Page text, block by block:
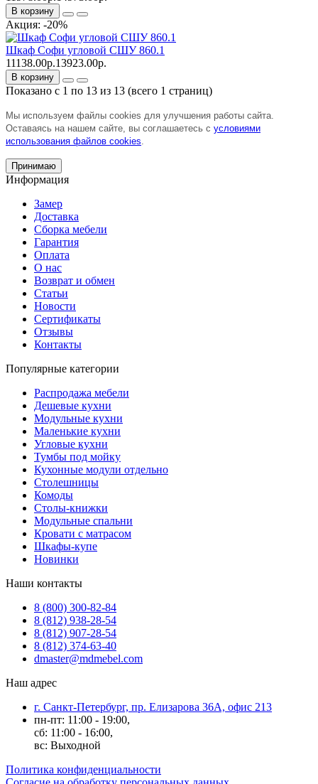
В корзину
Акция: -20%
Шкаф Софи угловой СШУ 860.1
11138.00р.13923.00р.
В корзину
Показано с 1 по 13 из 13 (всего 1 страниц)
Мы используем файлы cookies для улучшения работы сайта.
Оставаясь на нашем сайте, вы соглашаетесь с условиями
использования файлов cookies
Принимаю
Информация
Замер
Доставка
Сборка мебели
Гарантия
Оплата
О нас
Возврат и обмен
Статьи
Новости
Сертификаты
Отзывы
Контакты
Популярные категории
Распродажа мебели
Дешевые кухни
Модульные кухни
Маленькие кухни
Угловые кухни
Тумбы под мойку
Кухонные модули отдельно
Столешницы
Комоды
Столы-книжки
Модульные спальни
Кровати с матрасом
Шкафы-купе
Новинки
Наши контакты
8 (800) 300-82-84
8 (812) 938-28-54
8 (812) 907-28-54
8 (812) 374-63-40
dmaster@mdmebel.com
Наш адрес
г. Санкт-Петербург, пр. Елизарова 36А, офис 213
пн-пт: 11:00 - 19:00,
сб: 11:00 - 16:00,
вс: Выходной
Политика конфиденциальности